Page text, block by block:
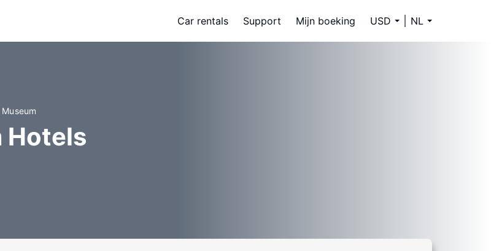
Car rentals Support Mijn boeking USD NL
Hotels